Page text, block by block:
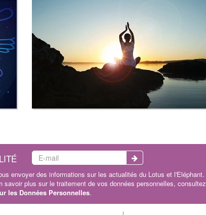
envoyer des informations sur les actualités du Lotus et l'Eléphant.
plus sur le traitement de vos données personnelles, consultez
les Données Personnelles.